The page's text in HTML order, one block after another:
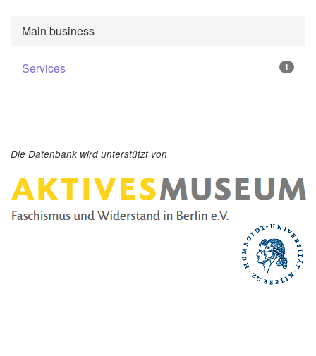
Main business
Services 1
Die Datenbank wird unterstützt von